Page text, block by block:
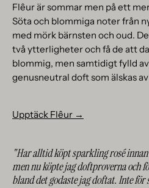
Flêur är sommar men på ett
Söta och blommiga noter från
med mörk bärnsten och oud.
två ytterligheter och få de att
blommig, men samtidigt fylld
genusneutral doft som älskas av
Upptäck Flêur →
"Har alltid köpt sparkling rosé
men nu köpte jag doftproverna och
bland det godaste jag doftat. Inte